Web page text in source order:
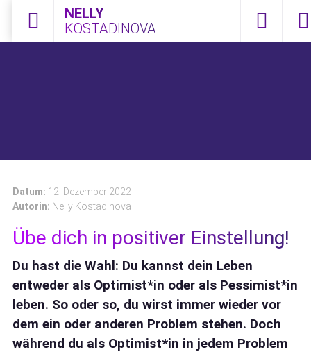
NELLY
KOSTADINOVA
Datum: 12. Dezember 2022
Autorin: Nelly Kostadinova
Übe dich in positiver Einstellung!
Du hast die Wahl: Du kannst dein Leben
entweder als Optimist*in oder als Pessimist*in
leben. So oder so, du wirst immer wieder vor
dem ein oder anderen Problem stehen. Doch
während du als Optimist*in in jedem Problem